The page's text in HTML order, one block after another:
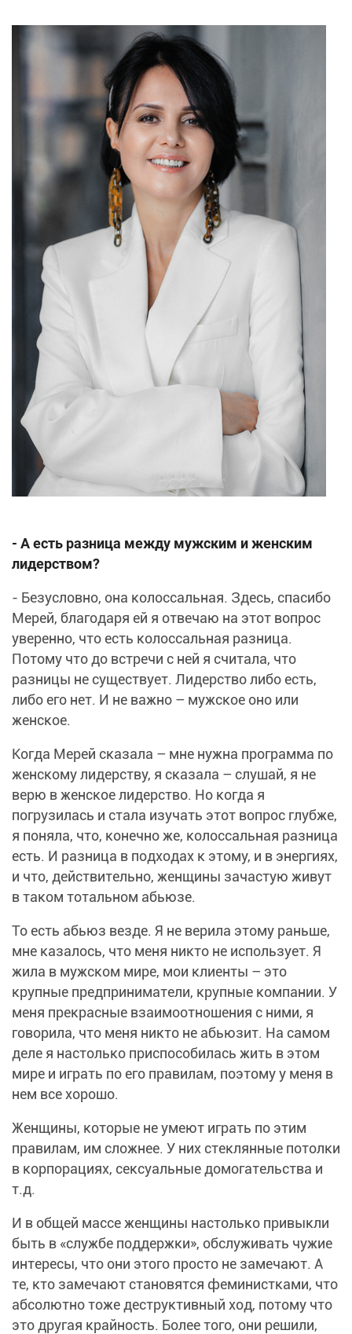
- А есть разница между мужским и женским
лидерством?
- Безусловно, она колоссальная. Здесь, спасибо
Мерей, благодаря ей я отвечаю на этот вопрос
уверенно, что есть колоссальная разница.
Потому что до встречи с ней я считала, что
разницы не существует. Лидерство либо есть,
либо его нет. И не важно – мужское оно или
женское.
Когда Мерей сказала – мне нужна программа по
женскому лидерству, я сказала – слушай, я не
верю в женское лидерство. Но когда я
погрузилась и стала изучать этот вопрос глубже,
я поняла, что, конечно же, колоссальная разница
есть. И разница в подходах к этому, и в энергиях,
и что, действительно, женщины зачастую живут
в таком тотальном абьюзе.
То есть абьюз везде. Я не верила этому раньше,
мне казалось, что меня никто не использует. Я
жила в мужском мире, мои клиенты – это
крупные предприниматели, крупные компании. У
меня прекрасные взаимоотношения с ними, я
говорила, что меня никто не абьюзит. На самом
деле я настолько приспособилась жить в этом
мире и играть по его правилам, поэтому у меня в
нем все хорошо.
Женщины, которые не умеют играть по этим
правилам, им сложнее. У них стеклянные потолки
в корпорациях, сексуальные домогательства и
т.д.
И в общей массе женщины настолько привыкли
быть в «службе поддержки», обслуживать чужие
интересы, что они этого просто не замечают. А
те, кто замечают становятся феминистками, что
абсолютно тоже деструктивный ход, потому что
это другая крайность. Более того, они решили,